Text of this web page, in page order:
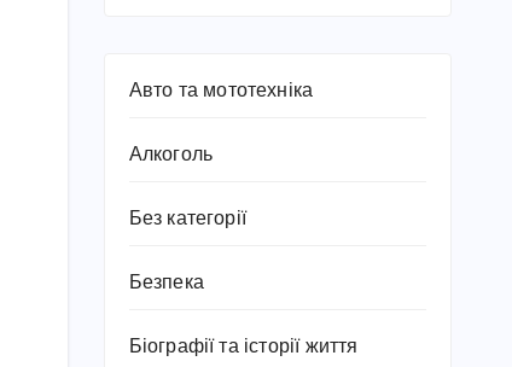
Авто та мототехніка
Алкоголь
Без категорії
Безпека
Біографії та історії життя